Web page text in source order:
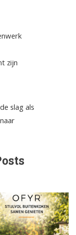
zijn
slag als